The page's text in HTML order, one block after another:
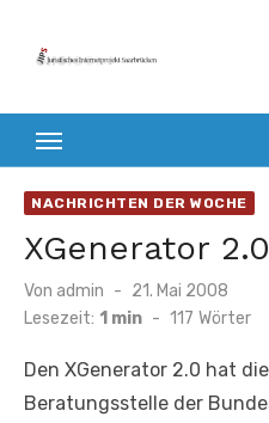
Inhalt
NACHRICHTEN DER WOCHE
XGenerator
Von admin
Veröffentlicht
am
21. Mai 2008
Lesezeit: 1 min - 117 Wörter
Den XGenerator 2.0 hat
Beratungsstelle der